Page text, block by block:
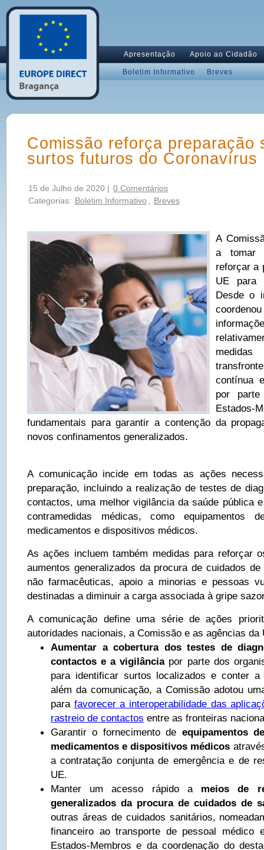
Apresentação Apoio ao Cidadão
Boletim Informativo Breves
Comissão reforça preparação
surtos futuros do Coronavírus
15 de Julho de 2020 | 0 Comentários
Categorias: Boletim Informativo Breves
A
a tomar
reforçar a
UE para
Desde o
contínua
por
fundamentais para garantir a contenção da
novos confinamentos generalizados.
A comunicação incide em todas as ações
preparação, incluindo a realização de testes de
contactos, uma melhor vigilância da saúde pública
contramedidas médicas, como equipamentos
medicamentos e dispositivos médicos.
As ações incluem também medidas para reforçar
aumentos generalizados da procura de cuidados
não farmacêuticas, apoio a minorias e pessoas
destinadas a diminuir a carga associada à gripe
A comunicação define uma série de ações
autoridades nacionais, a Comissão e as agências da
Aumentar a cobertura dos testes de
contactos e a vigilânciapor parte dos
para identificar surtos localizados e conter a
além da comunicação, a Comissão adotou
para favorecer a interoperabilidade das
rastreio de contactos entre as fronteiras
Garantir o fornecimento de equipamentos
medicamentos e dispositivos médicos
a contratação conjunta de emergência e de
UE.
Manter um acesso rápido a meios de
generalizados da procura de cuidados de
outras áreas de cuidados sanitários,
financeiro ao transporte de pessoal médico
Estados-Membros e da coordenação do